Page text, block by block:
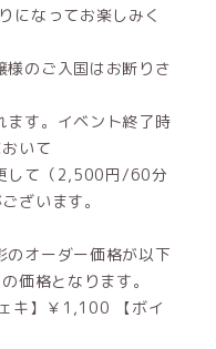
になってお楽しみく
のご入国はお断りさ
す。イベント終了時
いて
して（2,500円/60分
ざいます。
オーダー価格が以下
価格となります。
キ】￥1,100 【ボイ